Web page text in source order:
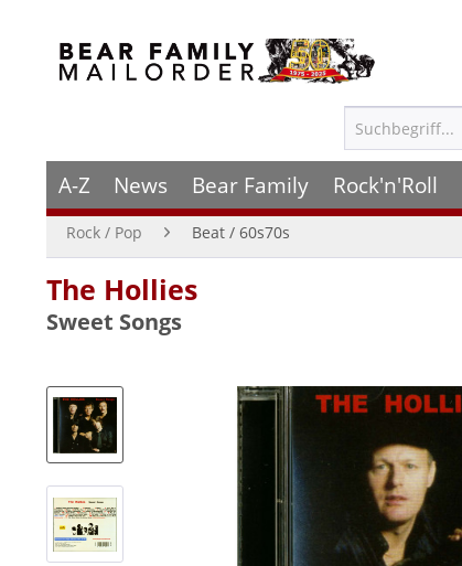
A-Z News Bear Family Rock'n'Roll
Rock / Pop Beat / 60s70s
The Hollies
Sweet Songs